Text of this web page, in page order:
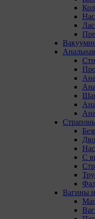
С
Вагины
повторный выбор
версии сайта, а также
отображаться
Отключение
позволяет
сайта, в том числе
страницы и
работы сайта исходя
14. Помимо настроек
субъекты
отклонить сбор всех
настройках своего
При этом, некоторые
интернет-сайты в
ограничить
информации и
файлы cookie. Кроме
данных может
cookie выбрав
Подробнее о